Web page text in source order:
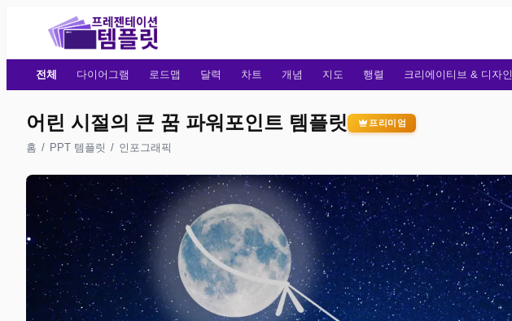
전체 다이어그램 로드맵 달력 차트 개념 지도 행렬 크리에이티브 & 디자인
어린 시절의 큰 꿈 파워포인트 템플릿 프리미엄
홈 / PPT 템플릿 / 인포그래픽